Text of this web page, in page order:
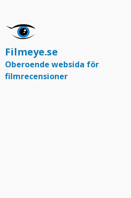
Filmeye.se
Oberoende websida för
filmrecensioner